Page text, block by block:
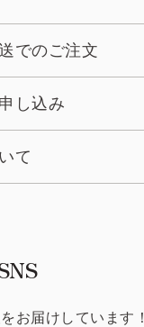
でのご注文
し込み
て
お届けしています！